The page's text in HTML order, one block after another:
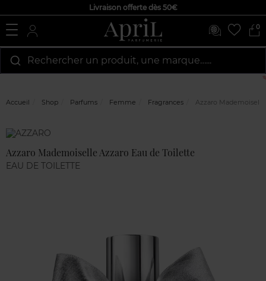
Livraison offerte dès 50€
0
Rechercher un produit, une marque…...
Accueil Shop Parfums Femme Fragrances Azzaro
Marque
clients
Azzaro Mademoiselle Azzaro Eau de Toilette
EAU DE TOILETTE